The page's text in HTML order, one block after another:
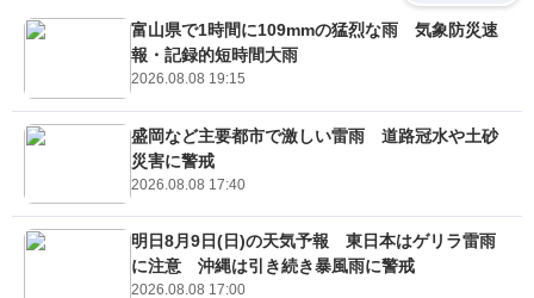
富山県で1時間に109mmの猛烈な雨 気象防災速
報・記録的短時間大雨
2026.08.08 19:15
盛岡など主要都市で激しい雷雨 道路冠水や土砂
災害に警戒
2026.08.08 17:40
明日8月9日(日)の天気予報 東日本はゲリラ雷雨
に注意 沖縄は引き続き暴風雨に警戒
2026.08.08 17:00